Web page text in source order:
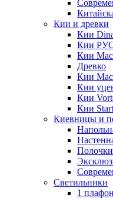
Кии и древки
Кии
Кии
Кии
Древко
Кии
Кии
Кии
Кии
Киевницы и
Светильники
1 плафон